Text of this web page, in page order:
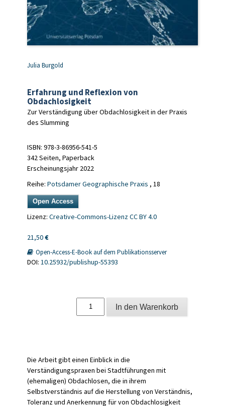
Julia Burgold
Erfahrung und Reflexion von
Obdachlosigkeit
Zur Verständigung über Obdachlosigkeit in der Praxis
des Slumming
ISBN: 978-3-86956-541-5
342 Seiten, Paperback
Erscheinungsjahr 2022
Reihe: Potsdamer Geographische Praxis , 18
Open Access
Lizenz: Creative-Commons-Lizenz CC BY 4.0
21,50€
Open-Access-E-Book auf dem Publikationsserver
DOI: 10.25932/publishup-55393
In den Warenkorb
Die Arbeit gibt einen Einblick in die
Verständigungspraxen bei Stadtführungen mit
(ehemaligen) Obdachlosen, die in ihrem
Selbstverständnis auf die Herstellung von Verständnis,
Toleranz und Anerkennung für von Obdachlosigkeit